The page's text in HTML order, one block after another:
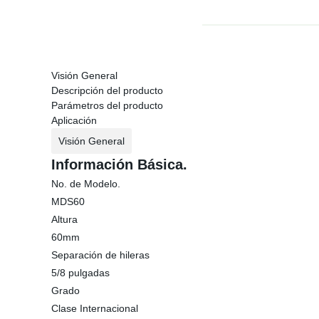
Visión General
Descripción del producto
Parámetros del producto
Aplicación
Visión General
Información Básica.
No. de Modelo.
MDS60
Altura
60mm
Separación de hileras
5/8 pulgadas
Grado
Clase Internacional